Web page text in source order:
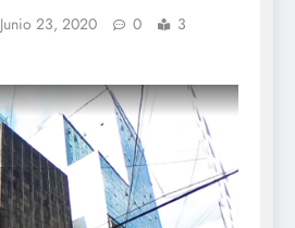
Junio 23, 2020 0
3